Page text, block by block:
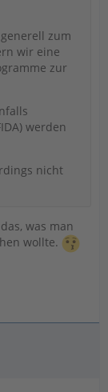
zum
wir eine
zur
werden
nicht
was man
wollte.